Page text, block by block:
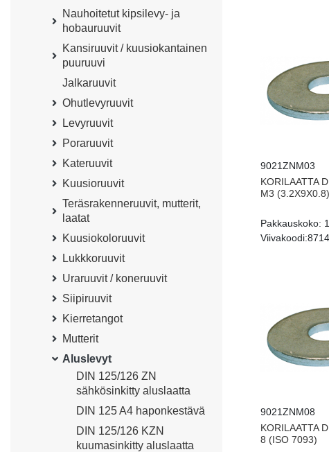
Nauhoitetut kipsilevy- ja
hobauruuvit
Kansiruuvit / kuusiokantainen
puuruuvi
Jalkaruuvit
Ohutlevyruuvit
Levyruuvit
Poraruuvit
Kateruuvit
Kuusioruuvit
Teräsrakenneruuvit, mutterit,
laatat
Kuusiokoloruuvit
Lukkkoruuvit
Uraruuvit / koneruuvit
Siipiruuvit
Kierretangot
Mutterit
Aluslevyt
DIN 125/126 ZN
sähkösinkitty aluslaatta
DIN 125 A4 haponkestävä
DIN 125/126 KZN
kuumasinkitty aluslaatta
9021ZNM03
KORILAATTA
M3
Pakkauskoko:
Viivakoodi:
9021ZNM08
KORILAATTA
8 (ISO 7093)